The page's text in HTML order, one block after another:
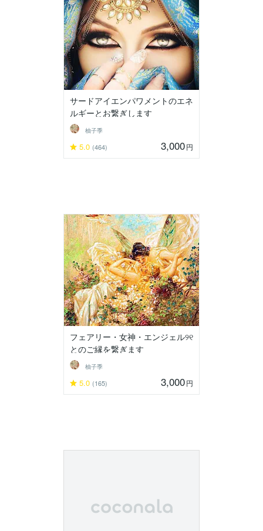
サードアイエンパワメントのエネ
ルギーとお繋ぎします
柚子季
5.0 (464) 3,000円
フェアリー・女神・エンジェル୨୧
とのご縁を繋ぎます
柚子季
5.0 (165) 3,000円